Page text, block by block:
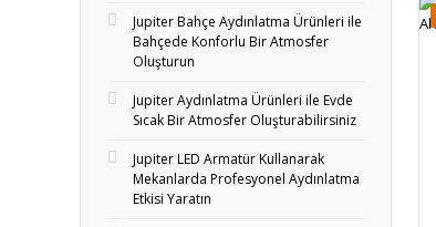
Jupiter Bahçe Aydınlatma Ürünleri ile
Bahçede Konforlu Bir Atmosfer
Oluşturun
Jupiter Aydınlatma Ürünleri ile Evde
Sıcak Bir Atmosfer Oluşturabilirsiniz
Jupiter LED Armatür Kullanarak
Mekanlarda Profesyonel Aydınlatma
Etkisi Yaratın